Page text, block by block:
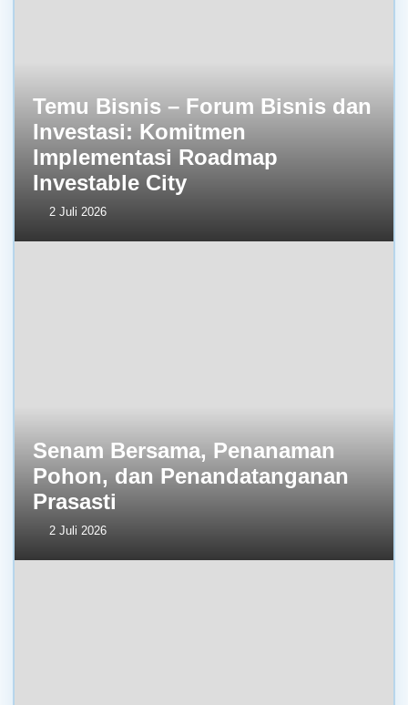
Temu Bisnis – Forum Bisnis dan
Investasi: Komitmen
Implementasi Roadmap
Investable City
2 Juli 2026
Senam Bersama, Penanaman
Pohon, dan Penandatanganan
Prasasti
2 Juli 2026